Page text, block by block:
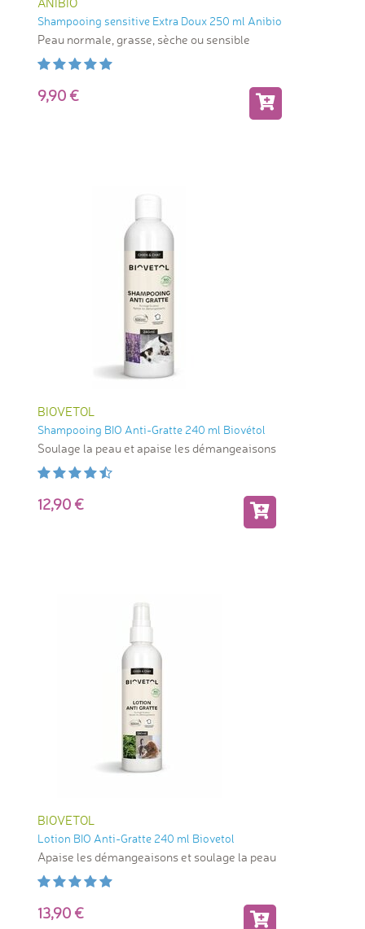
Shampooing sensitive Extra Doux 250 ml Anibio
Peau normale, grasse, sèche ou sensible
9,90
BIOVETOL
Shampooing BIO Anti-Gratte 240 ml Biovétol
Soulage la peau et apaise les démangeaisons
12,90
BIOVETOL
Lotion BIO Anti-Gratte 240 ml Biovetol
Apaise les démangeaisons et soulage la peau
13,90